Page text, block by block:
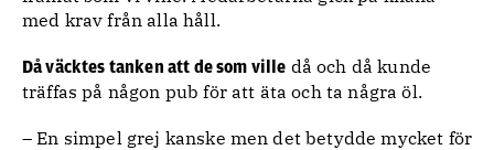
med krav från alla håll.
Då väcktes tanken att de som ville då och då kunde
träffas på någon pub för att äta och ta några öl.
– En simpel grej kanske men det betydde mycket för